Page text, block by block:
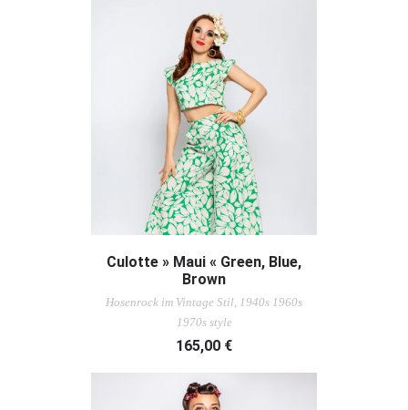
AUSFÜHRUNG WÄHLEN
Culotte » Maui « Green, Blue,
Brown
Hosenrock im Vintage Stil, 1940s 1960s
1970s style
165,00 €